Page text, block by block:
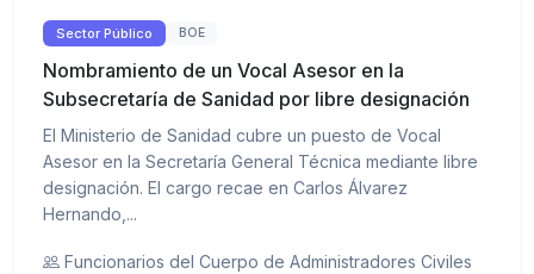
Sector Público BOE
Nombramiento de un Vocal Asesor en la
Subsecretaría de Sanidad por libre designación
El Ministerio de Sanidad cubre un puesto de Vocal
Asesor en la Secretaría General Técnica mediante libre
designación. El cargo recae en Carlos Álvarez
Hernando,...
Funcionarios del Cuerpo de Administradores Civiles